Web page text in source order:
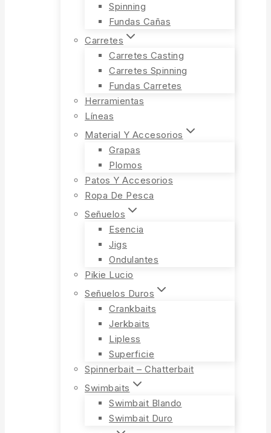
Spinning
Fundas Cañas
Carretes
Carretes Casting
Carretes Spinning
Fundas Carretes
Herramientas
Líneas
Material Y Accesorios
Grapas
Plomos
Patos Y Accesorios
Ropa De Pesca
Señuelos
Esencia
Jigs
Ondulantes
Pikie Lucio
Señuelos Duros
Crankbaits
Jerkbaits
Lipless
Superficie
Spinnerbait – Chatterbait
Swimbaits
Swimbait Blando
Swimbait Duro